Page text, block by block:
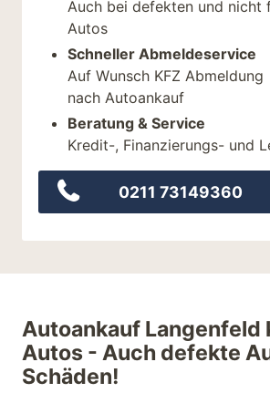
Auch bei defekten und nicht
Autos
Schneller Abmeldeservice
Auf Wunsch KFZ Abmeldung
nach Autoankauf
Beratung & Service
Kredit-, Finanzierungs- und
0211 73149360
Autoankauf Langenfeld
Autos - Auch defekte
Schäden!